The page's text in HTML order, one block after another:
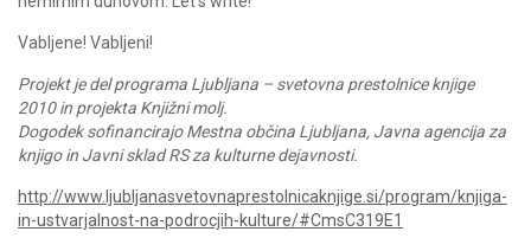
Vabljene! Vabljeni!
Projekt je del programa Ljubljana – svetovna prestolnice knjige
2010 in projekta Knjižni molj.
Dogodek sofinancirajo Mestna občina Ljubljana, Javna agencija za
knjigo in Javni sklad RS za kulturne dejavnosti.
http://www.ljubljanasvetovnaprestolnicaknjige.si/program/knjiga-
in-ustvarjalnost-na-podrocjih-kulture/#CmsC319E1